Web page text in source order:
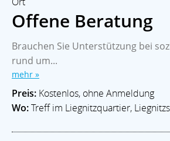
Offene Beratung
Brauchen Sie Unterstützung bei
rund um...
mehr »
Preis: Kostenlos, ohne Anmeldung
Wo:Treff im Liegnitzquartier,